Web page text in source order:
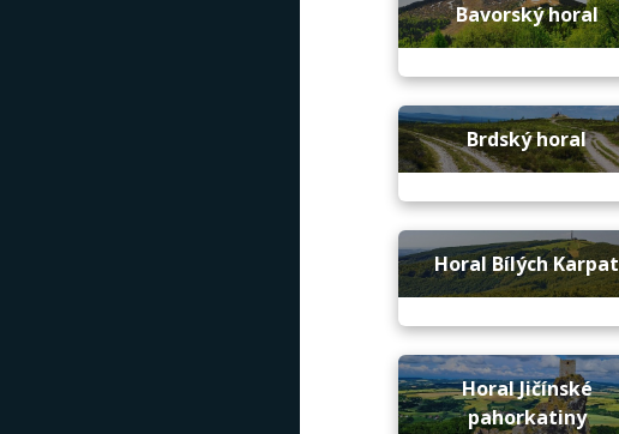
Bavorský horal
Brdský horal
Horal Bílých Karpat
Horal Jičínské
pahorkatiny